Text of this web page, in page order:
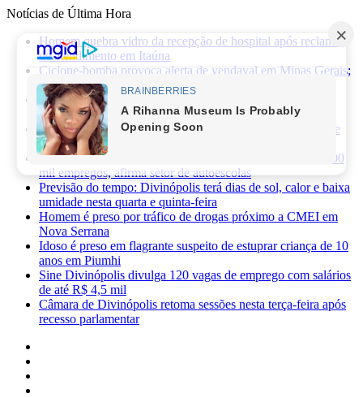
Notícias de Última Hora
Homem quebra vidro da recepção de hospital após reclamar
de atendimento em Itaúna
Ciclone-bomba provoca alerta de vendaval em Minas Gerais;
veja os impactos previstos para Divinópolis
Homem morre após sofrer choque elétrico e cair de oito
metros durante manutenção em academia
PRF apreende 75 mil maços de cigarros contrabandeados e
prende motorista na BR-262
Novas regras da CNH já provocaram perda de cerca de 100
mil empregos, afirma setor de autoescolas
Previsão do tempo: Divinópolis terá dias de sol, calor e baixa
umidade nesta quarta e quinta-feira
Homem é preso por tráfico de drogas próximo a CMEI em
Nova Serrana
Idoso é preso em flagrante suspeito de estuprar criança de 10
anos em Piumhi
Sine Divinópolis divulga 120 vagas de emprego com salários
de até R$ 4,5 mil
Câmara de Divinópolis retoma sessões nesta terça-feira após
recesso parlamentar